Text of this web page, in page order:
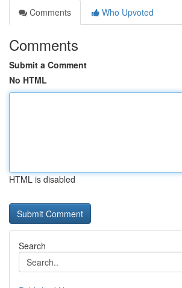
Comments
Who Upvoted
Comments
Submit a Comment
No HTML
HTML is disabled
Search